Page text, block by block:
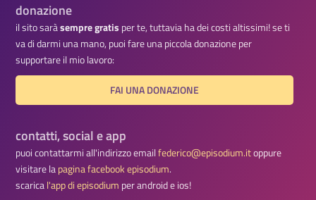
donazione
il sito saràsempre gratis per te, tuttavia ha dei costi altissimi! se ti
va di darmi una mano, puoi fare una piccola donazione per
supportare il mio lavoro:
FAI UNA DONAZIONE
contatti, social e app
puoi contattarmi all'indirizzo emailfederico@episodium.itoppure
visitare lapagina facebook episodium.
scarical'app di episodium per android e ios!